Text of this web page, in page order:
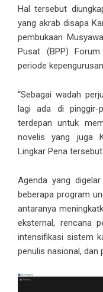
Hal tersebut
yang akrab disapa
pembukaan
Pusat (BPP)
periode
“Sebagai wadah
lagi ada di pinggir-
terdepan untuk
novelis yang juga
Lingkar Pena tersebut.
Agenda yang
beberapa program
antaranya
eksternal, rencana
intensifikasi sistem
penulis nasional, dan